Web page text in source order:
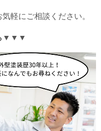
軽にご相談ください。
▼▼▼